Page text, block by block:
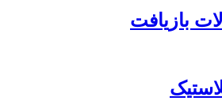
بازیافت